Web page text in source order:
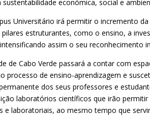
económica, social e
Universitário irá permitir o incremento
estruturantes, como o ensino, a
assim o seu reconhecimento
de Cabo Verde passará a contar com
processo de ensino-aprendizagem e
dos seus professores e
laboratórios científicos que irão
e laboratoriais, ao mesmo tempo que